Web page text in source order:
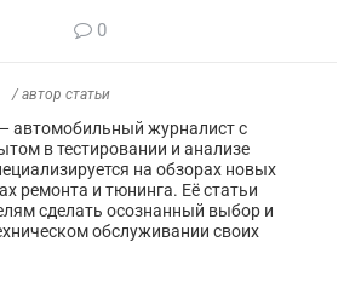
0
/ автор статьи
автомобильный журналист с
в тестировании и анализе
на обзорах новых
ремонта и тюнинга. Её статьи
сделать осознанный выбор и
обслуживании своих